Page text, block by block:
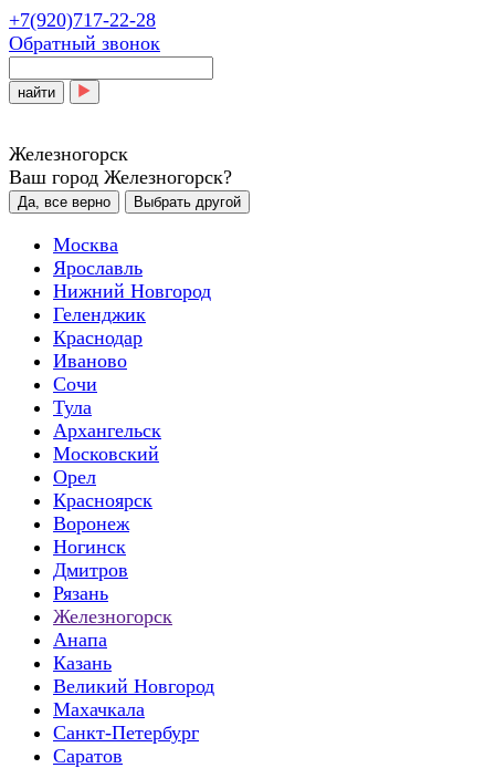
+7(920)717-22-28
Обратный звонок
найти
Железногорск
Ваш город Железногорск?
Да, все верно Выбрать другой
Москва
Ярославль
Нижний Новгород
Геленджик
Краснодар
Иваново
Сочи
Тула
Архангельск
Московский
Орел
Красноярск
Воронеж
Ногинск
Дмитров
Рязань
Железногорск
Анапа
Казань
Великий Новгород
Махачкала
Санкт-Петербург
Саратов